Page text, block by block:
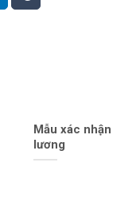
Mẫu xác nhận
lương